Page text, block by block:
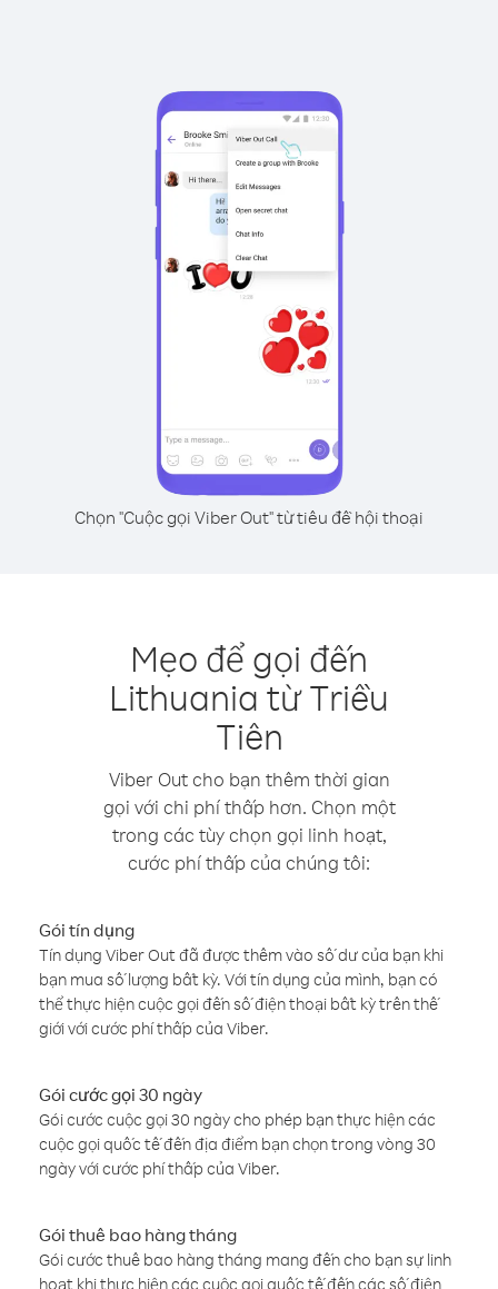
Chọn "Cuộc gọi Viber Out" từ tiêu đề hội thoại
Mẹo để gọi đến
Lithuania từ Triều
Tiên
Viber Out cho bạn thêm thời gian
gọi với chi phí thấp hơn. Chọn một
trong các tùy chọn gọi linh hoạt,
cước phí thấp của chúng tôi:
Gói tín dụng
Tín dụng Viber Out đã được thêm vào số dư của bạn khi
bạn mua số lượng bất kỳ. Với tín dụng của mình, bạn có
thể thực hiện cuộc gọi đến số điện thoại bất kỳ trên thế
giới với cước phí thấp của Viber.
Gói cước gọi 30 ngày
Gói cước cuộc gọi 30 ngày cho phép bạn thực hiện các
cuộc gọi quốc tế đến địa điểm bạn chọn trong vòng 30
ngày với cước phí thấp của Viber.
Gói thuê bao hàng tháng
Gói cước thuê bao hàng tháng mang đến cho bạn sự linh
hoạt khi thực hiện các cuộc gọi quốc tế đến các số điện